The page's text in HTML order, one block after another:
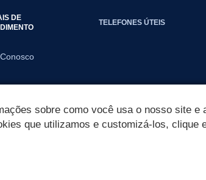
DE
TELEFONES ÚTEIS
sobre como você usa o nosso site
que utilizamos e customizá-los,